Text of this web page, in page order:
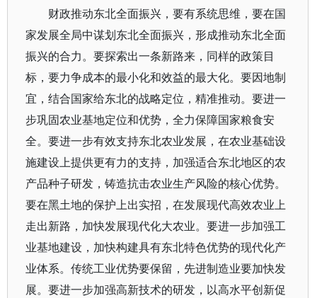
财政推动东北全面振兴，要有系统思维，要在国
家发展全局中谋划东北全面振兴，形成推动东北全面
振兴的合力。要探索出一条新路来，同样的政策目
标，要力争成本的最小化和效益的最大化。要因地制
宜，结合国家给东北的战略定位，精准推动。要进一
步巩固农业基地定位和优势，全力保障国家粮食安
全。要进一步有效支持东北农业发展，在农业基础设
施建设上提供更有力的支持，加强适合东北地区的农
产品种子研发，铸造抗击农业生产风险的核心优势。
要在黑土地的保护上出实招，在发展现代高效农业上
走出新路，加快发展现代化大农业。要进一步加强工
业基地建设，加快构建具有东北特色优势的现代化产
业体系。传统工业优势要保留，先进制造业要加快发
展。要进一步加强高新技术的研发，以高水平创新促